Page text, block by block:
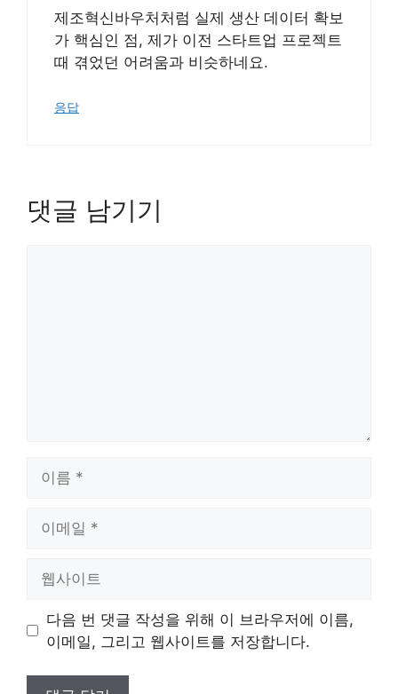
제조혁신바우처처럼 실제 생산 데이터 확보
가 핵심인 점, 제가 이전 스타트업 프로젝트
때 겪었던 어려움과 비슷하네요.
응답
댓글 남기기
트
다음 번 댓글 작성을 위해 이 브라우저에 이름,
이메일, 그리고 웹사이트를 저장합니다.